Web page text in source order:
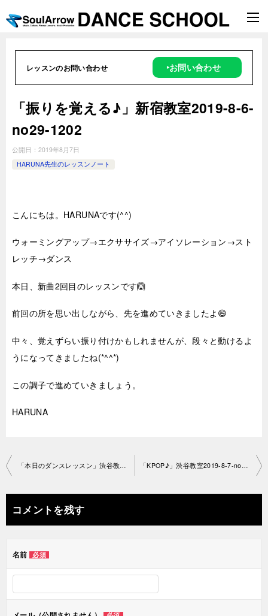
レッスンのお問い合わせ ‣お問い合わせ
「振りを覚える♪」新宿教室2019-8-6-
no29-1202
公開日： 2019年8月7日
HARUNA先生のレッスンノート
こんにちは。HARUNAです(^^)
ウォーミングアップ→エクササイズ→アイソレーション→スト
レッチ→ダンス
本日、新曲2回目のレッスンです🙆
前回の所を思い出しながら、先を進めていきましたよ😄
中々、覚えずらい振り付けかもしれませんが、段々と動けるよ
うになってきましたね(*^^*)
この調子で進めていきましょう。
HARUNA
投
ナ
ビ
ー
コメントを残す
名前 必須